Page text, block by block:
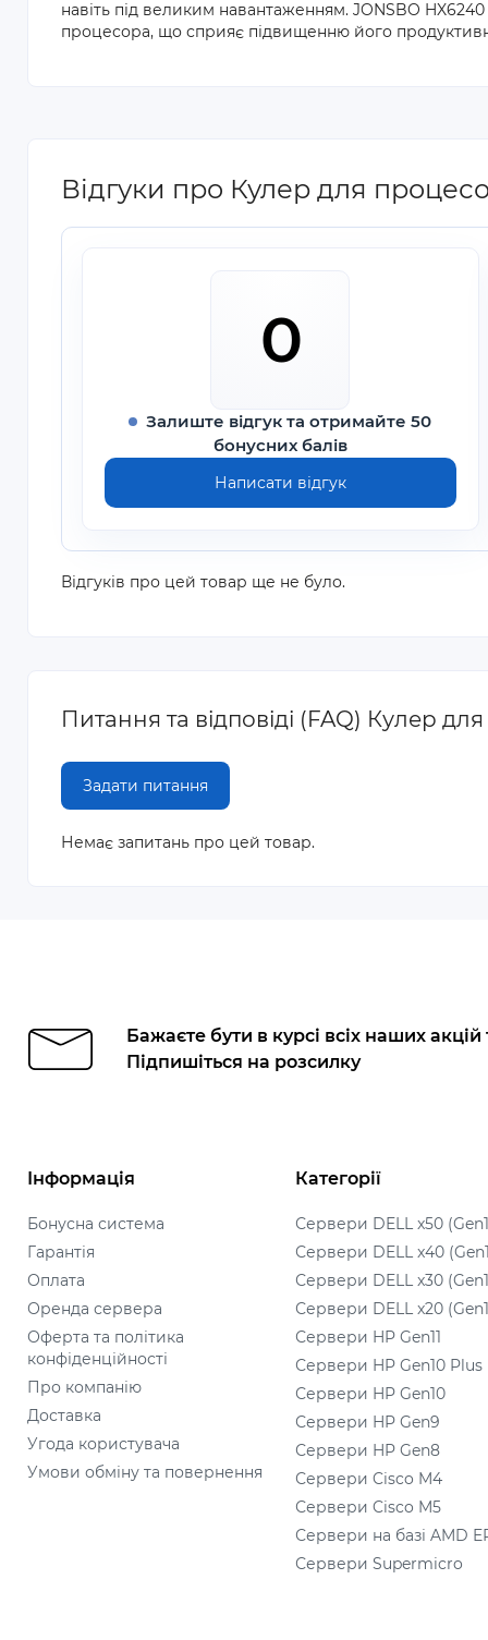
навіть під великим навантаженням. JONSBO
процесора, що сприяє підвищенню його
Відгуки про Кулер для
0
Залиште відгук та отримайте 50
бонусних балів
Написати відгук
Відгуків про цей товар ще не було.
Питання та відповіді (FAQ) Кулер
Задати питання
Немає запитань про цей товар.
Бажаєте бути в курсі всіх наших
Підпишіться на розсилку
Інформація
Бонусна система
Гарантія
Оплата
Оренда сервера
Оферта та політика
конфіденційності
Про компанію
Доставка
Угода користувача
Умови обміну та повернення
Категорії
Сервери DELL x50
Сервери DELL x40
Сервери DELL x30
Сервери DELL x20
Сервери HP Gen11
Сервери HP Gen10 Plus
Сервери HP Gen10
Сервери HP Gen9
Сервери HP Gen8
Сервери Cisco M4
Сервери Cisco M5
Сервери на базі AMD
Сервери Supermicro